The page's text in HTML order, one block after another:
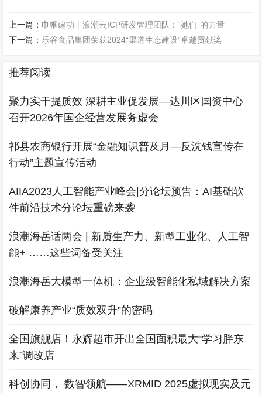
上一篇： 巾帼建功丨浪潮云ICP研发管理团队：“她们”的力量
下一篇： 乐谷食品集团荣获2024“渠道生态建设”卓越贡献奖
推荐阅读
聚力实干提质效 深耕主业促发展—达川区国资中心
召开2026年国企经营发展务虚会
祁县农商银行开展“金融知识普及月—反洗钱宣传在
行动”主题宣传活动
AIIA2023人工智能产业峰会|分论坛预告：AI基础软
件前沿技术分论坛重磅来袭
浪潮海岳话两会 | 新质生产力、新型工业化、人工智
能+ ……这些词备受关注
浪潮海岳大模型一体机：企业级智能化私域解决方案
破解康养产业“质效双升”的密码
全国旗舰店！永辉超市开出全国面积最大“学习胖东
来”调改店
科创协同， 数智领航——XRMID 2025虚拟现实及元